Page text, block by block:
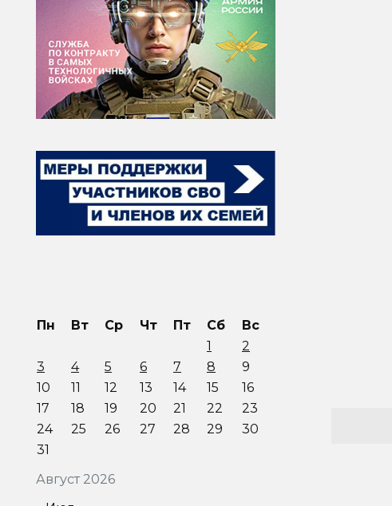
Август 2026
Пн Вт Ср Чт Пт Сб
Вс
1
2
3
4 5 6 7 8
9
10
11 12 13 14 15
16
17
18 19 20 21 22
23
24
25 26 27 28 29
30
31